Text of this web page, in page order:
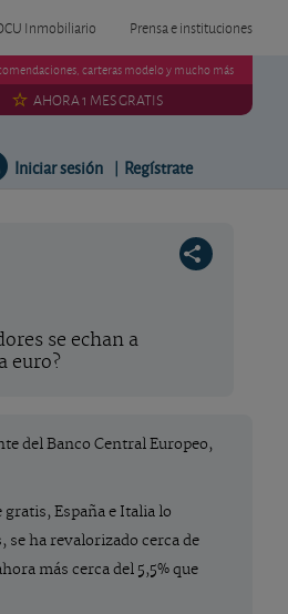
Inmobiliario Prensa e instituciones
carteras modelo y mucho más
AHORA 1 MES GRATIS
Iniciar sesión | Regístrate
se echan a
euro?
del Banco Central Europeo,
España e Italia lo
se ha revalorizado cerca de
más cerca del 5,5% que